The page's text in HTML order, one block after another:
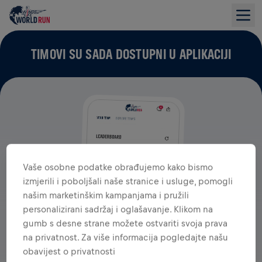
TIMOVI SU SADA DOSTUPNI U APLIKACIJI
Vaše osobne podatke obrađujemo kako bismo
izmjerili i poboljšali naše stranice i usluge, pomogli
našim marketinškim kampanjama i pružili
personalizirani sadržaj i oglašavanje. Klikom na
gumb s desne strane možete ostvariti svoja prava
na privatnost. Za više informacija pogledajte našu
obavijest o privatnosti